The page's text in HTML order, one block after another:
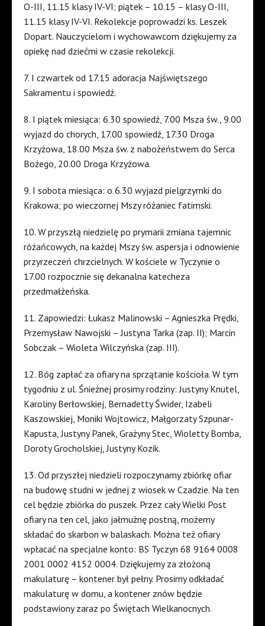
O-III, 11.15 klasy IV-VI; piątek – 10.15 – klasy O-III,
11.15 klasy IV-VI. Rekolekcje poprowadzi ks. Leszek
Dopart. Nauczycielom i wychowawcom dziękujemy za
opiekę nad dziećmi w czasie rekolekcji.
7. I czwartek od 17.15 adoracja Najświętszego
Sakramentu i spowiedź.
8. I piątek miesiąca: 6.30 spowiedź, 7.00 Msza św., 9.00
wyjazd do chorych, 17.00 spowiedź, 17.30 Droga
Krzyżowa, 18.00 Msza św. z nabożeństwem do Serca
Bożego, 20.00 Droga Krzyżowa.
9. I sobota miesiąca: o 6.30 wyjazd pielgrzymki do
Krakowa; po wieczornej Mszy różaniec fatimski.
10. W przyszłą niedzielę po prymarii zmiana tajemnic
różańcowych, na każdej Mszy św. aspersja i odnowienie
przyrzeczeń chrzcielnych. W kościele w Tyczynie o
17.00 rozpocznie się dekanalna katecheza
przedmałżeńska.
11. Zapowiedzi: Łukasz Malinowski – Agnieszka Prędki,
Przemysław Nawojski – Justyna Tarka (zap. II); Marcin
Sobczak – Wioleta Wilczyńska (zap. III).
12. Bóg zapłać za ofiary na sprzątanie kościoła. W tym
tygodniu z ul. Śnieżnej prosimy rodziny: Justyny Knutel,
Karoliny Berłowskiej, Bernadetty Świder, Izabeli
Kaszowskiej, Moniki Wojtowicz, Małgorzaty Szpunar-
Kapusta, Justyny Panek, Grażyny Stec, Wioletty Bomba,
Doroty Grocholskiej, Justyny Kozik.
13. Od przyszłej niedzieli rozpoczynamy zbiórkę ofiar
na budowę studni w jednej z wiosek w Czadzie. Na ten
cel będzie zbiórka do puszek. Przez cały Wielki Post
ofiary na ten cel, jako jałmużnę postną, możemy
składać do skarbon w balaskach. Można też ofiary
wpłacać na specjalne konto: BS Tyczyn 68 9164 0008
2001 0002 4152 0004. Dziękujemy za złożoną
makulaturę – kontener był pełny. Prosimy odkładać
makulaturę w domu, a kontener znów będzie
podstawiony zaraz po Świętach Wielkanocnych.